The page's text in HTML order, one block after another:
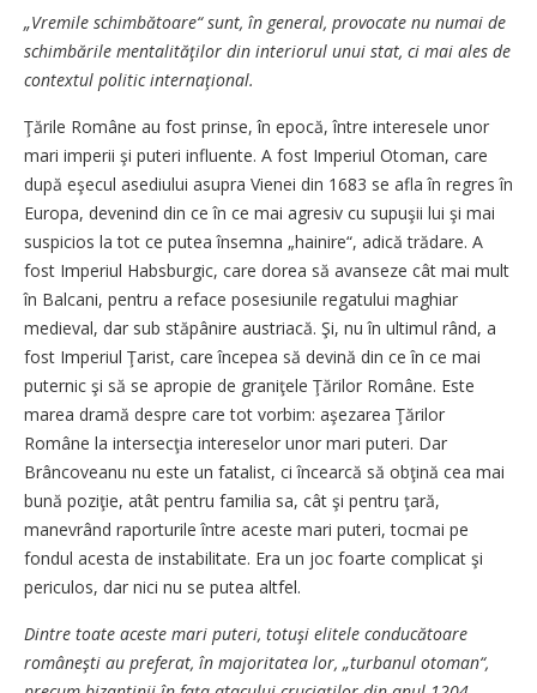
„Vremile schimbătoare“ sunt, în general, provocate nu numai de
schimbările mentalităţilor din interiorul unui stat, ci mai ales de
contextul politic internaţional.
Ţările Române au fost prinse, în epocă, între interesele unor
mari imperii şi puteri influente. A fost Imperiul Otoman, care
după eşecul asediului asupra Vienei din 1683 se afla în regres în
Europa, devenind din ce în ce mai agresiv cu supuşii lui şi mai
suspicios la tot ce putea însemna „hainire“, adică trădare. A
fost Imperiul Habsburgic, care dorea să avanseze cât mai mult
în Balcani, pentru a reface posesiunile regatului maghiar
medieval, dar sub stăpânire austriacă. Şi, nu în ultimul rând, a
fost Imperiul Ţarist, care începea să devină din ce în ce mai
puternic şi să se apropie de graniţele Ţărilor Române. Este
marea dramă despre care tot vorbim: aşezarea Ţărilor
Române la intersecţia intereselor unor mari puteri. Dar
Brâncoveanu nu este un fatalist, ci încearcă să obţină cea mai
bună poziţie, atât pentru familia sa, cât şi pentru ţară,
manevrând raporturile între aceste mari puteri, tocmai pe
fondul acesta de instabilitate. Era un joc foarte complicat şi
periculos, dar nici nu se putea altfel.
Dintre toate aceste mari puteri, totuşi elitele conducătoare
româneşti au preferat, în majoritatea lor, „turbanul otoman“,